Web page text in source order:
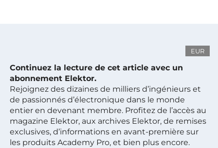
EUR
Continuez la lecture de cet article avec un
abonnement Elektor.
Rejoignez des dizaines de milliers d’ingénieurs et
de passionnés d’électronique dans le monde
entier en devenant membre. Profitez de l’accès au
magazine Elektor, aux archives Elektor, de remises
exclusives, d’informations en avant-première sur
les produits Academy Pro, et bien plus encore.